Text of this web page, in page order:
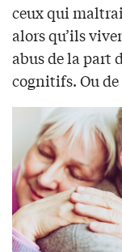
ceux qui
alors qu’ils
abus de la part
cognitifs. Ou